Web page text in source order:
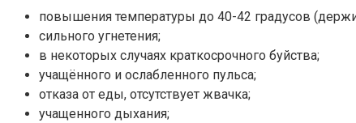
повышения температуры до 40-42 градусов
сильного угнетения;
в некоторых случаях краткосрочного буйства;
учащённого и ослабленного пульса;
отказа от еды, отсутствует жвачка;
учащенного дыхания;